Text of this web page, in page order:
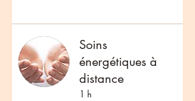
Soins
énergétiques à
distance
1 h